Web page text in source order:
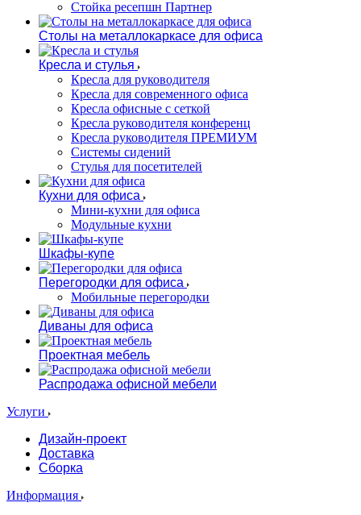
Стойка ресепшн Партнер
Столы на металлокаркасе для офиса
Кресла и стулья
Кресла для руководителя
Кресла для современного офиса
Кресла офисные с сеткой
Кресла руководителя конференц
Кресла руководителя ПРЕМИУМ
Системы сидений
Стулья для посетителей
Кухни для офиса
Мини-кухни для офиса
Модульные кухни
Шкафы-купе
Перегородки для офиса
Мобильные перегородки
Диваны для офиса
Проектная мебель
Распродажа офисной мебели
Услуги
Дизайн-проект
Доставка
Сборка
Информация